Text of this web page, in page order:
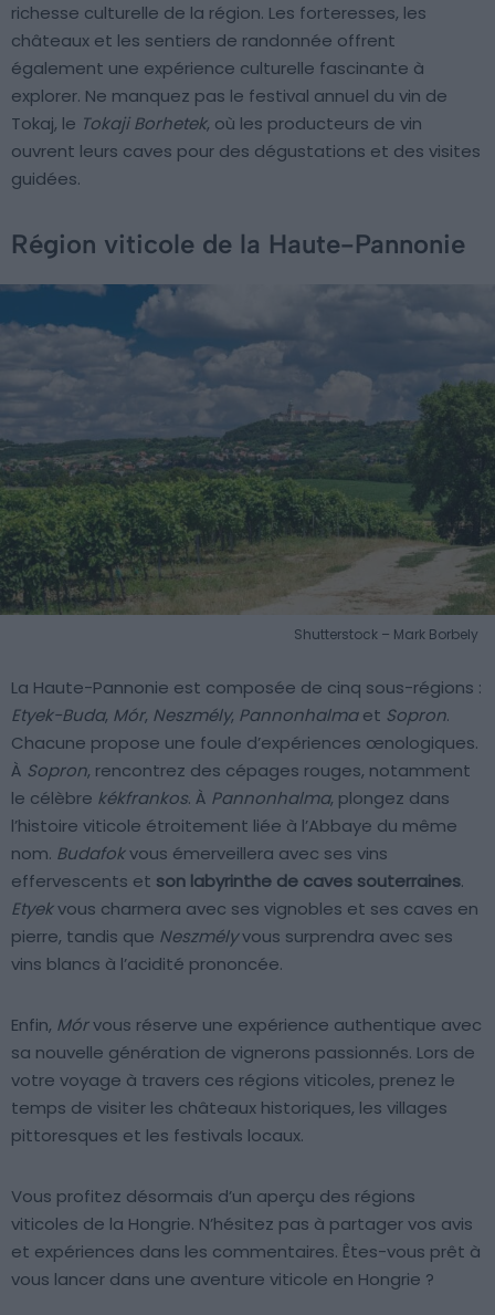
richesse culturelle de la région. Les forteresses, les
châteaux et les sentiers de randonnée offrent
également une expérience culturelle fascinante à
explorer. Ne manquez pas le festival annuel du vin de
Tokaj, le Tokaji Borhetek, où les producteurs de vin
ouvrent leurs caves pour des dégustations et des visites
guidées.
Région viticole de la Haute-Pannonie
Shutterstock – Mark Borbely
La Haute-Pannonie est composée de cinq sous-régions :
Etyek-Buda, Mór, Neszmély, Pannonhalmaet Sopron.
Chacune propose une foule d’expériences œnologiques.
À Sopron, rencontrez des cépages rouges, notamment
le célèbre kékfrankos. À Pannonhalma, plongez dans
l’histoire viticole étroitement liée à l’Abbaye du même
nom. Budafokvous émerveillera avec ses vins
effervescents et son labyrinthe de caves souterraines.
Etyekvous charmera avec ses vignobles et ses caves en
pierre, tandis que Neszmélyvous surprendra avec ses
vins blancs à l’acidité prononcée.
Enfin, Mórvous réserve une expérience authentique avec
sa nouvelle génération de vignerons passionnés. Lors de
votre voyage à travers ces régions viticoles, prenez le
temps de visiter les châteaux historiques, les villages
pittoresques et les festivals locaux.
Vous profitez désormais d’un aperçu des régions
viticoles de la Hongrie. N’hésitez pas à partager vos avis
et expériences dans les commentaires. Êtes-vous prêt à
vous lancer dans une aventure viticole en Hongrie ?